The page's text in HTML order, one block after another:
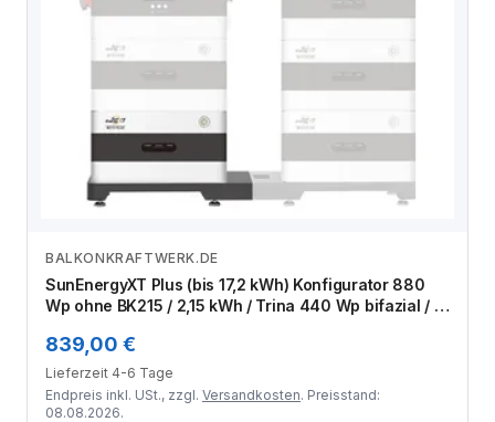
Zum Angebot
BALKONKRAFTWERK.DE
SunEnergyXT Plus (bis 17,2 kWh) Konfigurator 880
Wp ohne BK215 / 2,15 kWh / Trina 440 Wp bifazial / 2
839,00 €
Lieferzeit 4-6 Tage
Endpreis inkl. USt., zzgl. Versandkosten. Preisstand:
08.08.2026.